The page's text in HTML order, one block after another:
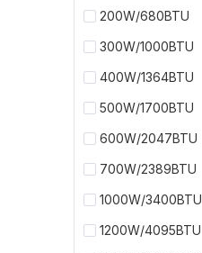
200W/680BTU
300W/1000BTU
400W/1364BTU
500W/1700BTU
600W/2047BTU
700W/2389BTU
1000W/3400BTU
1200W/4095BTU